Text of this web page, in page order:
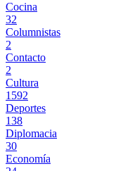
Cocina
32
Columnistas
2
Contacto
2
Cultura
1592
Deportes
138
Diplomacia
30
Economía